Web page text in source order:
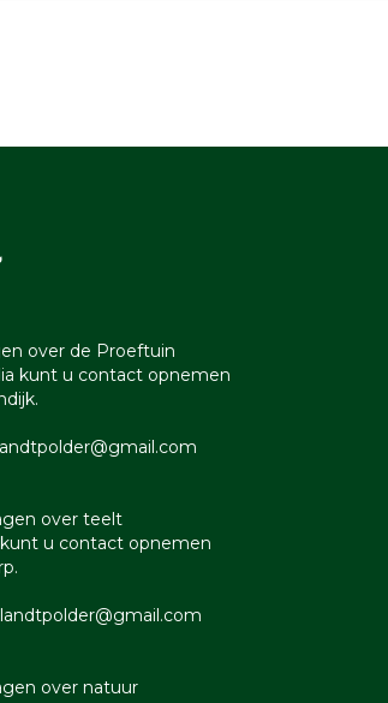
over de Proeftuin
kunt u contact opnemen
over teelt
u contact opnemen
over natuur